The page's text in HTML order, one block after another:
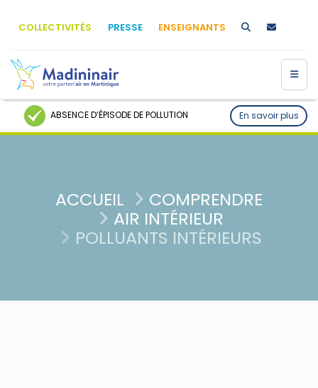
COLLECTIVITÉS PRESSE ENSEIGNANTS
ABSENCE D’ÉPISODE DE POLLUTION En savoir plus
ACCUEIL
COMPRENDRE
AIR INTÉRIEUR
POLLUANTS INTÉRIEURS